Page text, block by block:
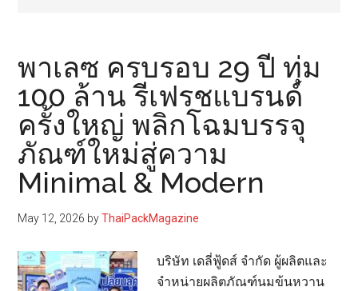
พาเลซ ครบรอบ 29 ปี ทุ่ม
100 ล้าน รีเฟรชแบรนด์
ครั้งใหญ่ พลิกโฉมบรรจุ
ภัณฑ์ใหม่สู่ความ
Minimal & Modern
May 12, 2026 byThaiPackMagazine
บริษัท เดลี่ฟู้ดส์ จำกัด ผู้ผลิตและ
จำหน่ายผลิตภัณฑ์นมข้นหวาน